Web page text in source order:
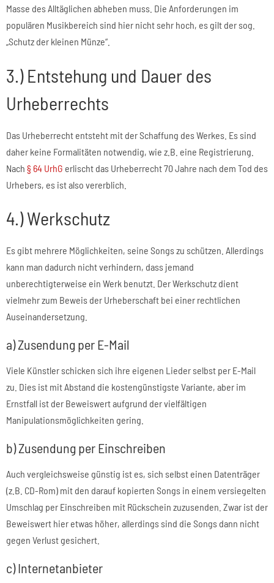
Masse des Alltäglichen abheben muss. Die Anforderungen im
populären Musikbereich sind hier nicht sehr hoch, es gilt der sog.
„Schutz der kleinen Münze“.
3.) Entstehung und Dauer des
Urheberrechts
Das Urheberrecht entsteht mit der Schaffung des Werkes. Es sind
daher keine Formalitäten notwendig, wie z.B. eine Registrierung.
Nach § 64 UrhG erlischt das Urheberrecht 70 Jahre nach dem Tod des
Urhebers, es ist also vererblich.
4.) Werkschutz
Es gibt mehrere Möglichkeiten, seine Songs zu schützen. Allerdings
kann man dadurch nicht verhindern, dass jemand
unberechtigterweise ein Werk benutzt. Der Werkschutz dient
vielmehr zum Beweis der Urheberschaft bei einer rechtlichen
Auseinandersetzung.
a) Zusendung per E-Mail
Viele Künstler schicken sich ihre eigenen Lieder selbst per E-Mail
zu. Dies ist mit Abstand die kostengünstigste Variante, aber im
Ernstfall ist der Beweiswert aufgrund der vielfältigen
Manipulationsmöglichkeiten gering.
b) Zusendung per Einschreiben
Auch vergleichsweise günstig ist es, sich selbst einen Datenträger
(z.B. CD-Rom) mit den darauf kopierten Songs in einem versiegelten
Umschlag per Einschreiben mit Rückschein zuzusenden. Zwar ist der
Beweiswert hier etwas höher, allerdings sind die Songs dann nicht
gegen Verlust gesichert.
c) Internetanbieter